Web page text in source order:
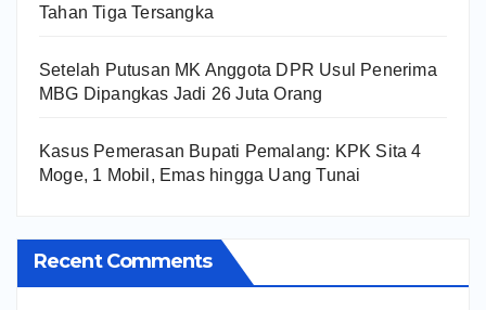
Tahan Tiga Tersangka
Setelah Putusan MK Anggota DPR Usul Penerima
MBG Dipangkas Jadi 26 Juta Orang
Kasus Pemerasan Bupati Pemalang: KPK Sita 4
Moge, 1 Mobil, Emas hingga Uang Tunai
Recent Comments